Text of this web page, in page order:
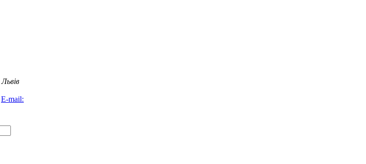
Львів
E-mail: